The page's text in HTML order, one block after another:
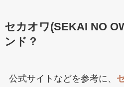
セカオワ(SEKAI NO
ンド？
公式サイトなどを参考に、